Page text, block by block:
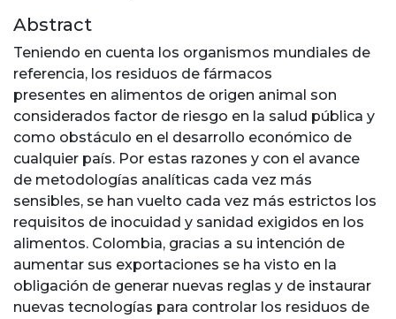
Abstract
Teniendo en cuenta los organismos mundiales de
referencia, los residuos de fármacos
presentes en alimentos de origen animal son
considerados factor de riesgo en la salud pública y
como obstáculo en el desarrollo económico de
cualquier país. Por estas razones y con el avance
de metodologías analíticas cada vez más
sensibles, se han vuelto cada vez más estrictos los
requisitos de inocuidad y sanidad exigidos en los
alimentos. Colombia, gracias a su intención de
aumentar sus exportaciones se ha visto en la
obligación de generar nuevas reglas y de instaurar
nuevas tecnologías para controlar los residuos de